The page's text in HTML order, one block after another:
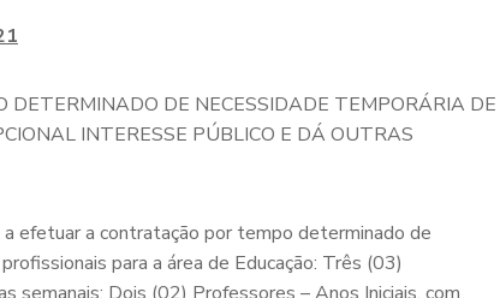
DE NECESSIDADE TEMPORÁRIA DE
INTERESSE PÚBLICO E DÁ OUTRAS
efetuar a contratação por tempo determinado de
para a área de Educação: Três (03)